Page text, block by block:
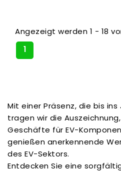
Angezeigt werden 1 - 18
1
Mit einer Präsenz, die bis ins
tragen wir die
Geschäfte für EV-
genießen anerkennende
des EV-Sektors.
Entdecken Sie eine